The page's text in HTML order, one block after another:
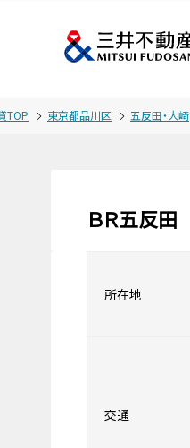
TOP 東京都品川区 五反田・大崎
ＢＲ五反田
所在地
交通